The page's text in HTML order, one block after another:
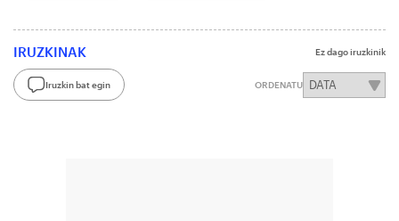
IRUZKINAK Ez dago iruzkinik
Iruzkin bat egin ORDENATU